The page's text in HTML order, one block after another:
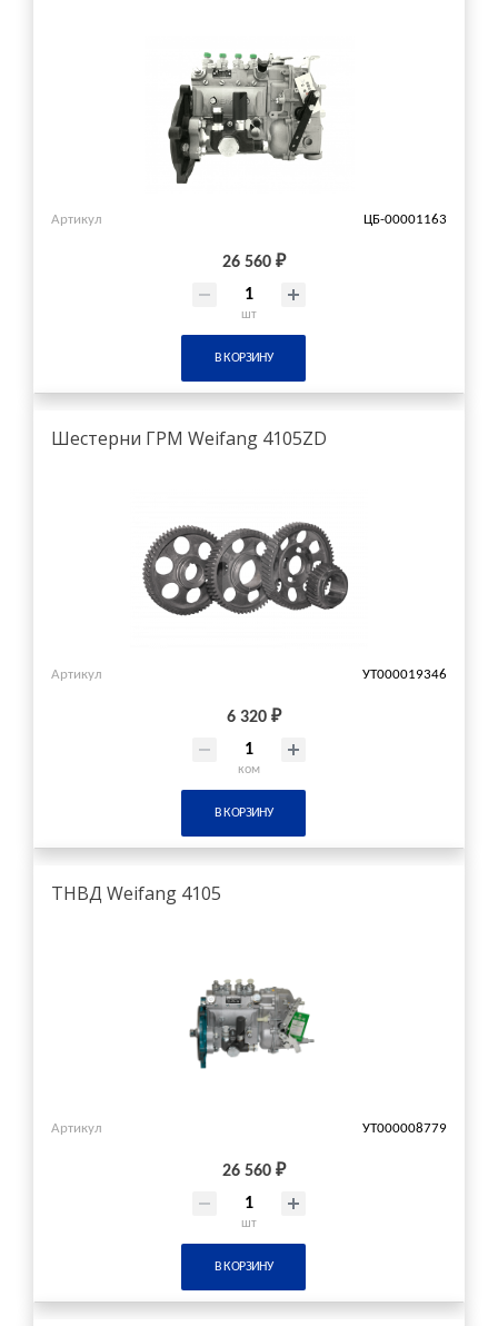
Артикул ЦБ-00001163
26 560 ₽
шт
В КОРЗИНУ
Шестерни ГРМ Weifang 4105ZD
Артикул УТ000019346
6 320 ₽
ком
В КОРЗИНУ
ТНВД Weifang 4105
Артикул УТ000008779
26 560 ₽
шт
В КОРЗИНУ